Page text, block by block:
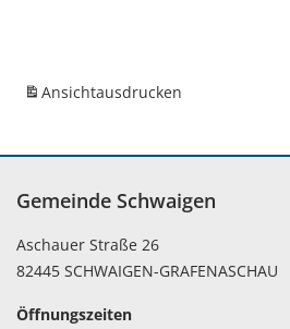
Ansichtausdrucken
Gemeinde Schwaigen
Aschauer Straße 26
82445 SCHWAIGEN-GRAFENASCHAU
Öffnungszeiten